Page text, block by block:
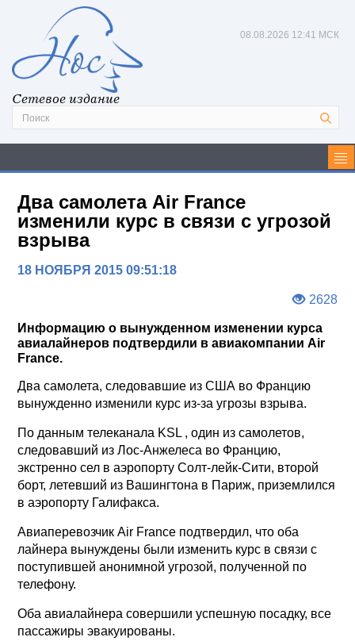
Сетевое издание
08.08.2026 12:41 МСК
Два самолета Air France
изменили курс в связи с угрозой
взрыва
18 НОЯБРЯ 2015 09:51:18
2628
Информацию о вынужденном изменении курса
авиалайнеров подтвердили в авиакомпании Air
France.
Два самолета, следовавшие из США во Францию
вынужденно изменили курс из-за угрозы взрыва.
По данным телеканала KSL , один из самолетов,
следовавший из Лос-Анжелеса во Францию,
экстренно сел в аэропорту Солт-лейк-Сити, второй
борт, летевший из Вашингтона в Париж, приземлился
в аэропорту Галифакса.
Авиаперевозчик Air France подтвердил, что оба
лайнера вынуждены были изменить курс в связи с
поступившей анонимной угрозой, полученной по
телефону.
Оба авиалайнера совершили успешную посадку, все
пассажиры эвакуированы.